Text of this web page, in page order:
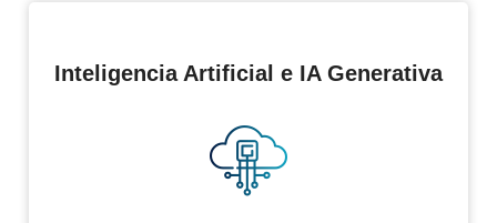
Inteligencia Artificial e IA Generativa